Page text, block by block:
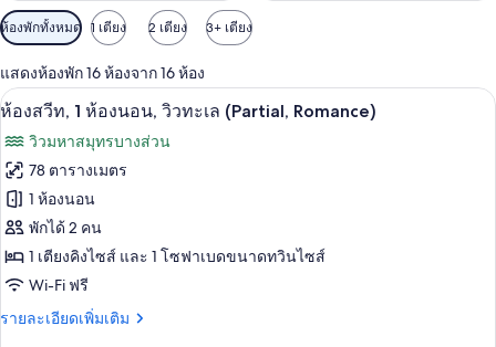
ตัว
กรอง
ที่
มี
ให้
สำหรับ
ห้อง
พัก
ห้องพักทั้งหมด 1 เตียง 2 เตียง 3+ เตียง
แสดงห้องพัก 16 ห้องจาก 16 ห้อง
เปิด
ภาพถ่าย
ทั้งหมด
ของ
ห้อง
สวีท,
1
ห้อง
ห้องสวีท, 1 ห้องนอน, วิวทะเล
6
ห้องสวีท, 1 ห้องนอน, วิวทะเล (Partial, Romance)
วิวมหาสมุทรบางส่วน
78 ตารางเมตร
1 ห้องนอน
พักได้ 2 คน
1 เตียงคิงไซส์ และ 1 โซฟาเบดขนาดทวินไซส์
Wi-Fi ฟรี
รายละเอียดเพิ่มเติม
ราย